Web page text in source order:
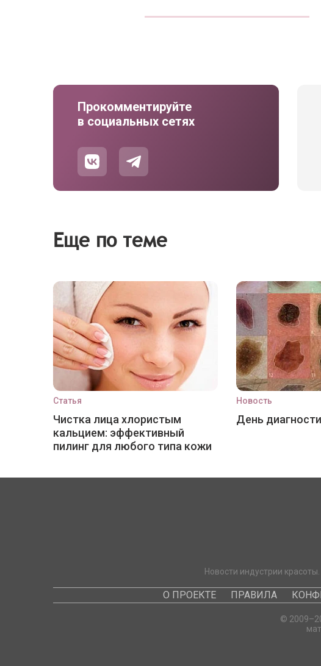
Прокомментируйте
в социальных сетях
Еще по теме
Статья
Чистка лица хлористым
кальцием: эффективный
пилинг для любого типа кожи
Новость
День
Новости индустрии
О ПРОЕКТЕ ПРАВИЛА
©